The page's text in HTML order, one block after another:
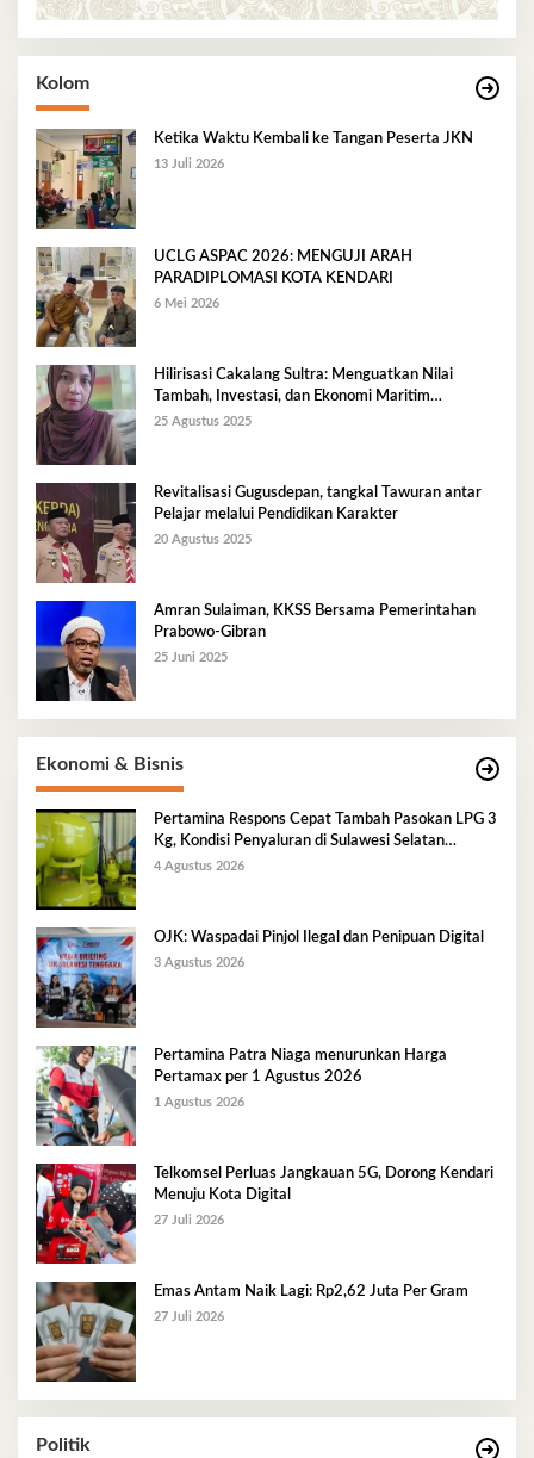
Kolom
Ketika Waktu Kembali ke Tangan Peserta JKN
13 Juli 2026
UCLG ASPAC 2026: MENGUJI ARAH
PARADIPLOMASI KOTA KENDARI
6 Mei 2026
Hilirisasi Cakalang Sultra: Menguatkan Nilai
Tambah, Investasi, dan Ekonomi Maritim
Berkelanjutan
25 Agustus 2025
Revitalisasi Gugusdepan, tangkal Tawuran antar
Pelajar melalui Pendidikan Karakter
20 Agustus 2025
Amran Sulaiman, KKSS Bersama Pemerintahan
Prabowo-Gibran
25 Juni 2025
Ekonomi & Bisnis
Pertamina Respons Cepat Tambah Pasokan LPG 3
Kg, Kondisi Penyaluran di Sulawesi Selatan
Berlangsung Kondusif
4 Agustus 2026
OJK: Waspadai Pinjol Ilegal dan Penipuan Digital
3 Agustus 2026
Pertamina Patra Niaga menurunkan Harga
Pertamax per 1 Agustus 2026
1 Agustus 2026
Telkomsel Perluas Jangkauan 5G, Dorong Kendari
Menuju Kota Digital
27 Juli 2026
Emas Antam Naik Lagi: Rp2,62 Juta Per Gram
27 Juli 2026
Politik